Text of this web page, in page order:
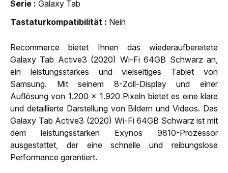
Serie
Galaxy Tab
Tastaturkompatibilität
Nein
Recommerce bietet Ihnen das wiederaufbereitete
Galaxy Tab Active3 (2020) Wi-Fi 64GB Schwarz an,
ein leistungsstarkes und vielseitiges Tablet von
Samsung. Mit seinem 8-Zoll-Display und einer
Auflösung von 1.200 x 1.920 Pixeln bietet es eine klare
und detaillierte Darstellung von Bildern und Videos. Das
Galaxy Tab Active3 (2020) Wi-Fi 64GB Schwarz ist mit
dem leistungsstarken Exynos 9810-Prozessor
ausgestattet, der eine schnelle und reibungslose
Performance garantiert.